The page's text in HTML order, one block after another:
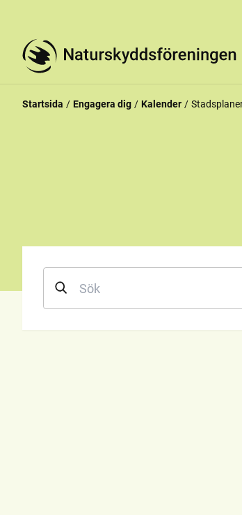
Startsida Engagera dig Kalender